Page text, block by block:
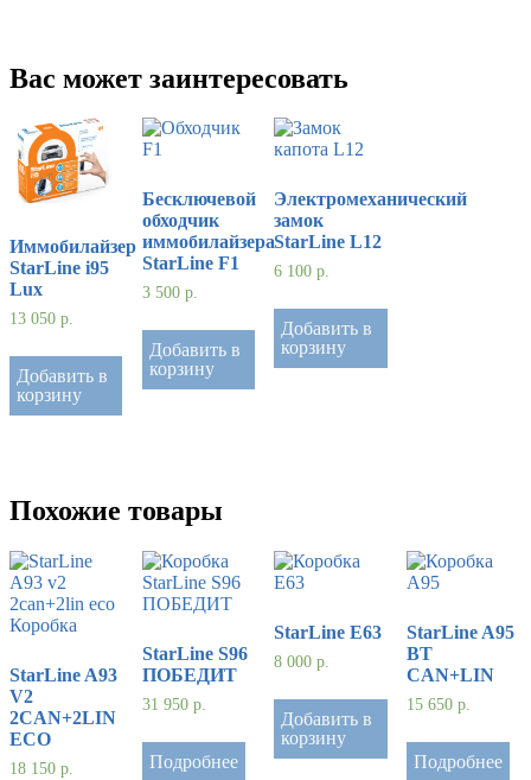
Вас может заинтересовать
Иммобилайзер
StarLine i95
Lux
13 050 р.
Добавить в
корзину
Бесключевой
обходчик
иммобилайзера
StarLine F1
3 500 р.
Добавить в
корзину
Электромеханический
замок
StarLine L12
6 100р.
Добавить в
корзину
Похожие товары
StarLine A93
V2
2CAN+2LIN
ECO
18 150 р.
StarLine S96
ПОБЕДИТ
31 950 р.
Подробнее
StarLine E63
8 000р.
Добавить в
корзину
StarLine A95
BT
CAN+LIN
15 650 р.
Подробнее